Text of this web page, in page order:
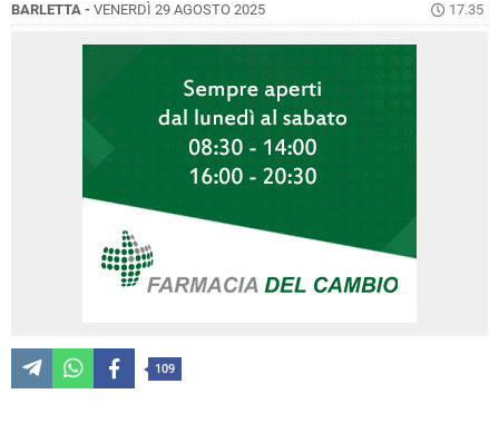
BARLETTA - VENERDÌ 29 AGOSTO 2025 17.35
109